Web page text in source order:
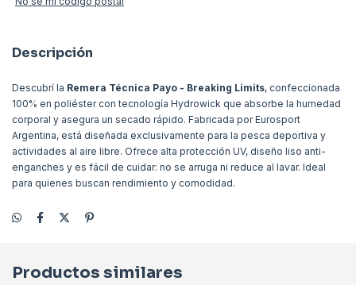
Descripción
Descubrí la Remera Técnica Payo - Breaking Limits, confeccionada
100% en poliéster con tecnología Hydrowick que absorbe la humedad
corporal y asegura un secado rápido. Fabricada por Eurosport
Argentina, está diseñada exclusivamente para la pesca deportiva y
actividades al aire libre. Ofrece alta protección UV, diseño liso anti-
enganches y es fácil de cuidar: no se arruga ni reduce al lavar. Ideal
para quienes buscan rendimiento y comodidad.
Productos similares